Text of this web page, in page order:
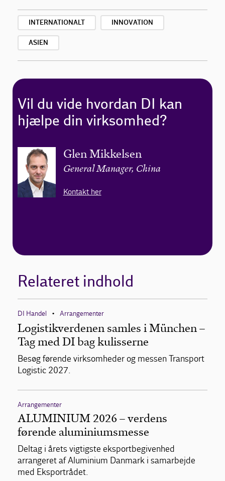
INTERNATIONALT INNOVATION
ASIEN
Vil du vide hvordan DI kan
hjælpe din virksomhed?
Glen Mikkelsen
General Manager, China
Kontakt her
Relateret indhold
DI Handel • Arrangementer
Logistikverdenen samles i München –
Tag med DI bag kulisserne
Besøg førende virksomheder og messen Transport
Logistic 2027.
Arrangementer
ALUMINIUM 2026 – verdens
førende aluminiumsmesse
Deltag i årets vigtigste eksportbegivenhed
arrangeret af Aluminium Danmark i samarbejde
med Eksportrådet.